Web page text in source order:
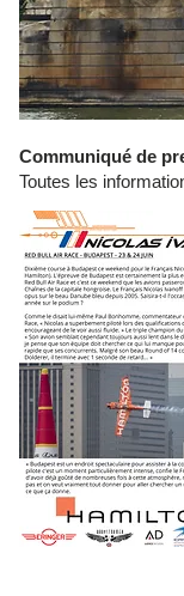
Communiqué de
Toutes les